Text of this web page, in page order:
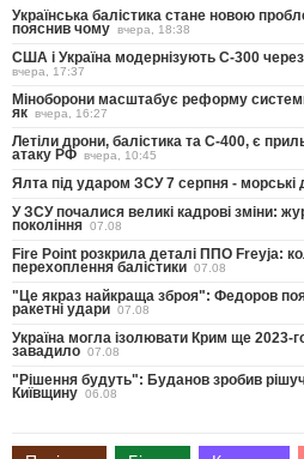
Українська балістика стане новою
пояснив чому вчера, 18:38
США і Україна модернізують С-300
вчера, 17:37
Міноборони масштабує реформу
як вчера, 16:27
Летіли дрони, балістика та С-400, є
атаку РФ вчера, 10:45
Ялта під ударом ЗСУ 7 серпня - морські
У ЗСУ почалися великі кадрові зміни:
покоління 07.08
Fire Point розкрила деталі ППО Freyja:
перехоплення балістики 07.08
"Це якраз найкраща зброя": Федоров
ракетні удари 07.08
Україна могла ізолювати Крим ще 2023-
завадило 07.08
"Рішення будуть": Буданов зробив
Київщину 06.08